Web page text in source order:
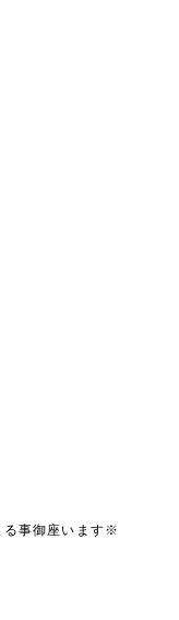
る事御座います※